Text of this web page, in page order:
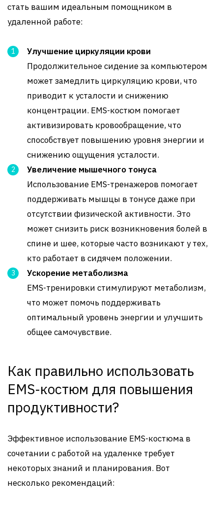
стать вашим идеальным помощником в
удаленной работе:
Улучшение циркуляции крови
Продолжительное сидение за компьютером
может замедлить циркуляцию крови, что
приводит к усталости и снижению
концентрации. EMS-костюм помогает
активизировать кровообращение, что
способствует повышению уровня энергии и
снижению ощущения усталости.
Увеличение мышечного тонуса
Использование EMS-тренажеров помогает
поддерживать мышцы в тонусе даже при
отсутствии физической активности. Это
может снизить риск возникновения болей в
спине и шее, которые часто возникают у тех,
кто работает в сидячем положении.
Ускорение метаболизма
EMS-тренировки стимулируют метаболизм,
что может помочь поддерживать
оптимальный уровень энергии и улучшить
общее самочувствие.
Как правильно использовать
EMS-костюм для повышения
продуктивности?
Эффективное использование EMS-костюма в
сочетании с работой на удаленке требует
некоторых знаний и планирования. Вот
несколько рекомендаций: